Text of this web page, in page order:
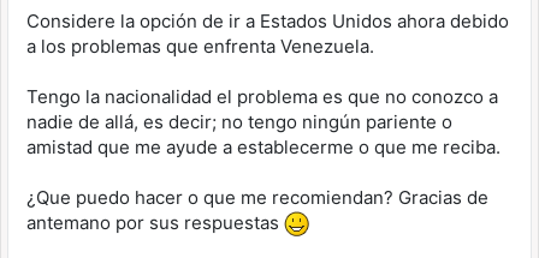
Considere la opción de ir a Estados Unidos ahora debido
a los problemas que enfrenta Venezuela.
Tengo la nacionalidad el problema es que no conozco a
nadie de allá, es decir; no tengo ningún pariente o
amistad que me ayude a establecerme o que me reciba.
¿Que puedo hacer o que me recomiendan? Gracias de
antemano por sus respuestas